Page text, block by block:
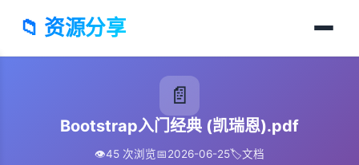
📁 资源分享
📄
Bootstrap入门经典 (凯瑞恩).pdf
👁️45 次浏览📅2026-06-25🏷️文档